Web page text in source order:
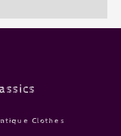
Clothes